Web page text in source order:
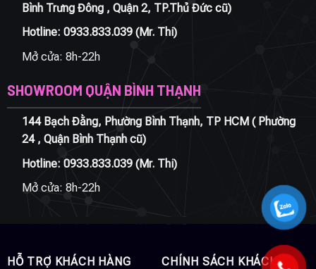
Bình Trưng Đông , Quận 2, TP.Thủ Đức cũ)
Hotline: 0933.833.039(Mr. Thi)
Mở cửa: 8h-22h
SHOWROOM QUẬN BÌNH THẠNH
144 Bạch Đằng, Phường Bình Thạnh, TP HCM ( Phường
24 , Quận Bình Thạnh cũ)
Hotline: 0933.833.039(Mr. Thi)
Mở cửa: 8h-22h
HỖ TRỢ KHÁCH HÀNG
CHÍNH SÁCH KHÁCH